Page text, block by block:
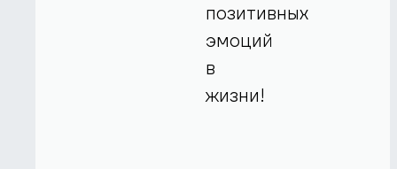
позитивных
эмоций
в
жизни!